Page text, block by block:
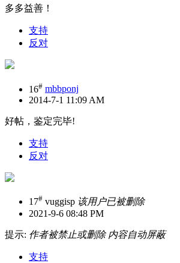
多多益善！
支持
反对
16# mbbponj
2014-7-1 11:09 AM
好帖，鉴定完毕!
支持
反对
17# vuggisp 该用户已被删除
2021-9-6 08:48 PM
提示: 作者被禁止或删除 内容自动屏蔽
支持